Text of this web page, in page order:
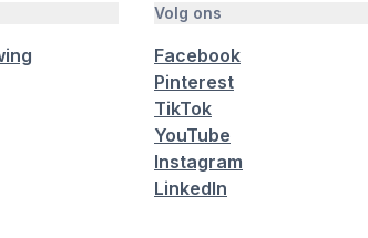
Volg ons
Facebook
Pinterest
TikTok
YouTube
Instagram
LinkedIn